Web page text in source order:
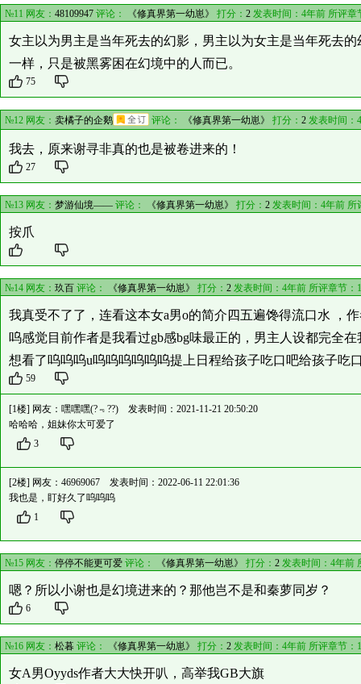
№11 网友： 48109947 评论： 《修真界第一幼崽》 打分： 2 发表时间：4年前 所评章
女主以为男主是当年死去的幻影，男主以为女主是当年死去
一样，只是被黑雾困在幻境中的人而已。
75
№12 网友： 卖橘子的企鹅 评论： 《修真界第一幼崽》 打分： 2 发表时间：
我去，原来谢寻非真的也是被卷进来的！
27
№13 网友： 梦游仙境—— 评论： 《修真界第一幼崽》 打分： 2 发表时间：4年前 所
按爪
№14 网友： 玖百 评论： 《修真界第一幼崽》 打分： 2 发表时间：4年前 所评章节：
我真受不了了，连看这本女a男o的简介四五遍馋得流口水 ，
呜感觉目前作者是我看过gb感bg味最正的，男主人设都完全
想看了呜呜呜u呜呜呜呜呜呜提上日程给孩子吃口吧给孩子吃
59
[1楼] 网友： 嘿嘿嘿(?﹃??) 发表时间：2021-11-21 20:50:20
哈哈哈，姐妹你太可爱了
3
[2楼] 网友： 46969067 发表时间：2022-06-11 22:01:36
我也是，盯好久了呜呜呜
1
№15 网友： 停停不能更可爱 评论： 《修真界第一幼崽》 打分： 2 发表时间：4年前
嗯？所以小谢也是幻境进来的？那他岂不是和秦萝同岁？
6
№16 网友： 松暮 评论： 《修真界第一幼崽》 打分： 2 发表时间：4年前 所评章节：
女A男Oyyds作者大大快开叭，高举我GB大旗